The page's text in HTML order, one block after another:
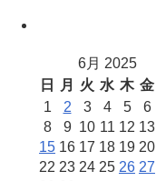
6月 2025
日
月 火 水 木 金
1 2 3 4 5 6
8
9 10 11 12 13
15 16 17 18 19 20
22 23 24 25 26 27